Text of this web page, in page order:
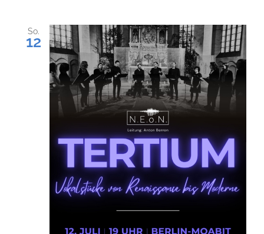
So.
12